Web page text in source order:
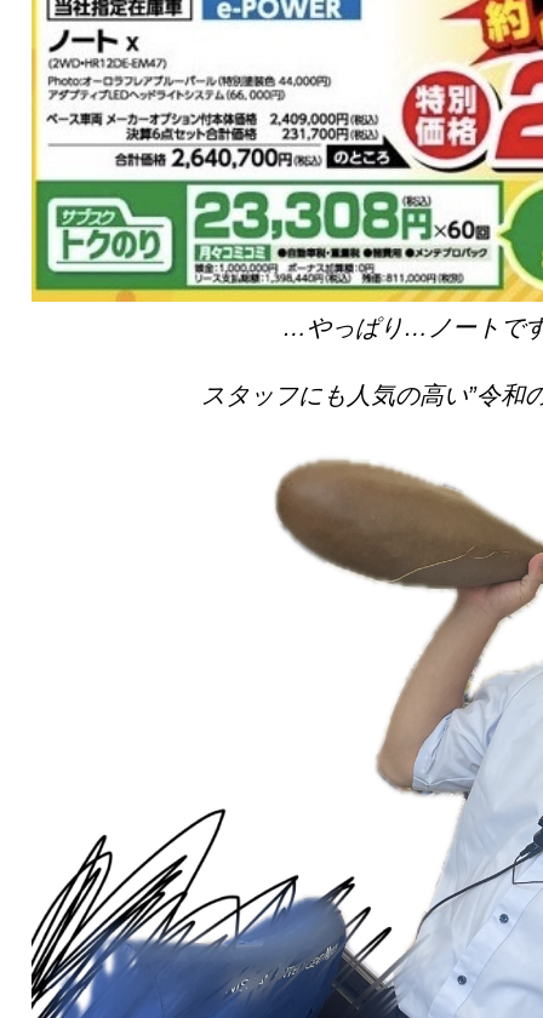
…やっぱり…ノートで
スタッフにも人気の高い”令和